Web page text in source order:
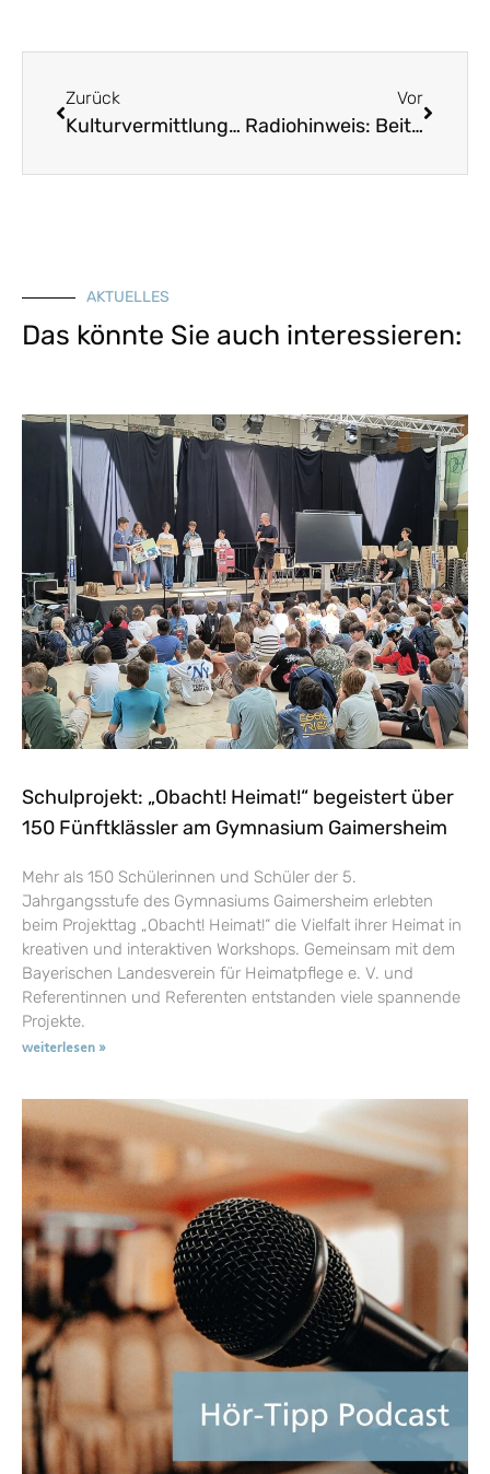
Zurück
Kulturvermittlung – Musik „Musikregion 3Länder-Eck“
Vor
Radiohinweis: Beitrag über historischen Weinbau und Kulturlandschaftserfassung
AKTUELLES
Das könnte Sie auch interessieren:
Schulprojekt: „Obacht! Heimat!“ begeistert über
150 Fünftklässler am Gymnasium Gaimersheim
Mehr als 150 Schülerinnen und Schüler der 5.
Jahrgangsstufe des Gymnasiums Gaimersheim erlebten
beim Projekttag „Obacht! Heimat!“ die Vielfalt ihrer Heimat in
kreativen und interaktiven Workshops. Gemeinsam mit dem
Bayerischen Landesverein für Heimatpflege e. V. und
Referentinnen und Referenten entstanden viele spannende
Projekte.
weiterlesen »